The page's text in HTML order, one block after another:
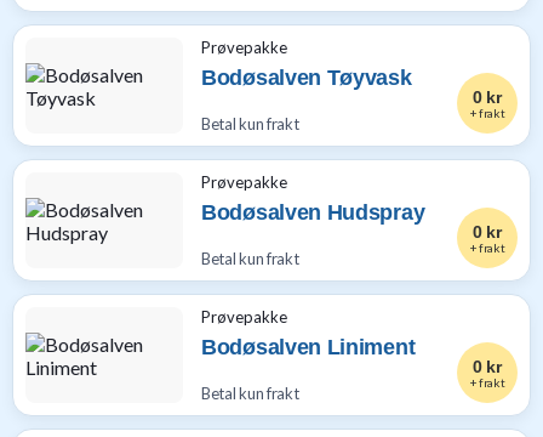
Prøvepakke
Bodøsalven Tøyvask
Betal kun frakt
0 kr
+ frakt
Prøvepakke
Bodøsalven Hudspray
Betal kun frakt
0 kr
+ frakt
Prøvepakke
Bodøsalven Liniment
Betal kun frakt
0 kr
+ frakt